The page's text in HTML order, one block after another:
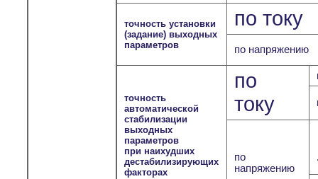
точность установки
(задание) выходных
параметров
по току
по напряжению
точность
автоматической
стабилизации
выходных
параметров
при наихудших
дестабилизирующих
факторах
по
току
по
напряжению